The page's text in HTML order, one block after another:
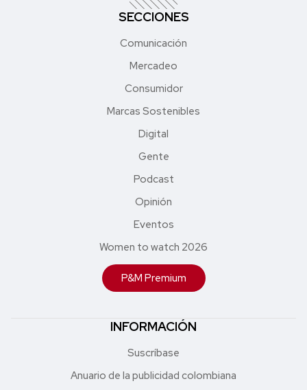
SECCIONES
Comunicación
Mercadeo
Consumidor
Marcas Sostenibles
Digital
Gente
Podcast
Opinión
Eventos
Women to watch 2026
P&M Premium
INFORMACIÓN
Suscríbase
Anuario de la publicidad colombiana